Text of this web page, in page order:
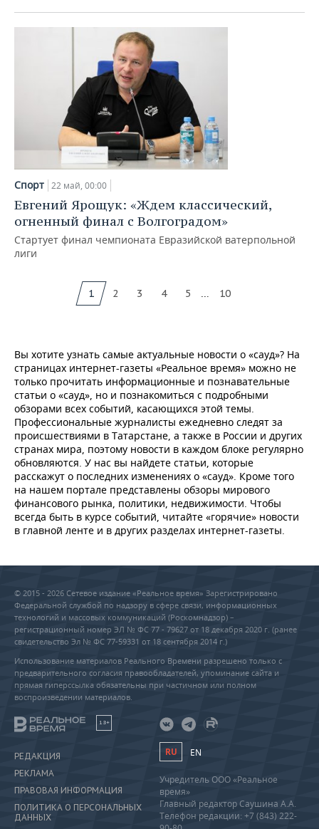
Спорт 22 май, 00:00
Евгений Ярощук: «Ждем классический,
огненный финал с Волгоградом»
Стартует финал чемпионата Евразийской ватерпольной
лиги
1 2 3 4 5 ... 10
Вы хотите узнать самые актуальные новости о «сауд»? На
страницах интернет-газеты «Реальное время» можно не
только прочитать информационные и познавательные
статьи о «сауд», но и познакомиться с подробными
обзорами всех событий, касающихся этой темы.
Профессиональные журналисты ежедневно следят за
происшествиями в Татарстане, а также в России и других
странах мира, поэтому новости в каждом блоке регулярно
обновляются. У нас вы найдете статьи, которые
расскажут о последних изменениях о «сауд». Кроме того
на нашем портале представлены обзоры мирового
финансового рынка, политики, недвижимости. Чтобы
всегда быть в курсе событий, читайте «горячие» новости
в главной ленте и в других разделах интернет-газеты.
© 2015 - 2026 Сетевое издание «Реальное время» Зарегистрировано
Федеральной службой по надзору в сфере связи, информационных
технологий и массовых коммуникаций (Роскомнадзор) –
регистрационный номер ЭЛ № ФС 77 - 79627 от 18 декабря 2020 г. (ранее
свидетельство Эл № ФС 77-59331 от 18 сентября 2014 г.)
Использование материалов Реального Времени разрешено только с
предварительного согласия правообладателей, упоминание сайта и
прямая гиперссылка обязательны при частичном или полном
воспроизведении материалов.
18+
РЕДАКЦИЯ
РЕКЛАМА
ПРАВОВАЯ ИНФОРМАЦИЯ
ПОЛИТИКА О ПЕРСОНАЛЬНЫХ
ДАННЫХ
RU EN
Учредитель ООО «Реальное
время»
Главный редактор Саушина А.А.
Телефон редакции: +7 (843) 222-